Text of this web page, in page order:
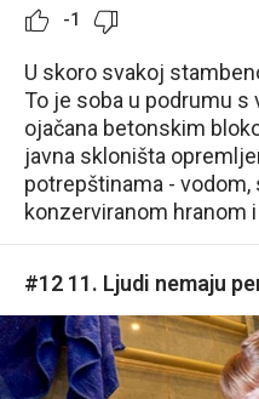
-1
U skoro svakoj
To je soba u podrumu
ojačana betonskim
javna skloništa
potrepštinama -
konzerviranom hranom
#12 11. Ljudi nemaju